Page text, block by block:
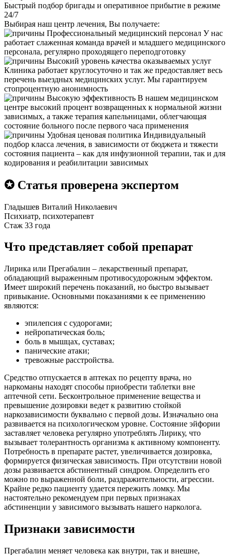
Быстрый подбор бригады и оперативное прибытие в режиме
24/7
Выбирая наш центр лечения, Вы получаете:
Профессиональный медицинский персонал У нас
работает слаженная команда врачей и младшего медицинского
персонала, регулярно проходящего переподготовку
Высокий уровень качества оказываемых услуг
Клиника работает круглосуточно и так же предоставляет весь
перечень выездных медицинских услуг. Мы гарантируем
стопроцентную анонимность
Высокую эффективность В нашем медицинском
центре высокий процент возвращенных к нормальной жизни
зависимых, а также терапия капельницами, облегчающая
состояние больного после первого часа применения
Удобная ценовая политика Индивидуальный
подбор класса лечения, в зависимости от бюджета и тяжести
состояния пациента – как для инфузионной терапии, так и для
кодирования и реабилитации зависимых
✪ Статья проверена экспертом
Гладышев Виталий Николаевич
Психиатр, психотерапевт
Стаж 33 года
Что представляет собой препарат
Лирика или Прегабалин – лекарственный препарат,
обладающий выраженным противосудорожным эффектом.
Имеет широкий перечень показаний, но быстро вызывает
привыкание. Основными показаниями к ее применению
являются:
эпилепсия с судорогами;
нейропатическая боль;
боль в мышцах, суставах;
панические атаки;
тревожные расстройства.
Средство отпускается в аптеках по рецепту врача, но
наркоманы находят способы приобрести таблетки вне
аптечной сети. Бесконтрольное применение вещества и
превышение дозировки ведет к развитию стойкой
наркозависимости буквально с первой дозы. Изначально она
развивается на психологическом уровне. Состояние эйфории
заставляет человека регулярно употреблять Лирику, что
вызывает толерантность организма к активному компоненту.
Потребность в препарате растет, увеличивается дозировка,
формируется физическая зависимость. При отсутствии новой
дозы развивается абстинентный синдром. Определить его
можно по выраженной боли, раздражительности, агрессии.
Крайне редко пациенту удается пережить ломку. Мы
настоятельно рекомендуем при первых признаках
абстиненции у зависимого вызывать нашего нарколога.
Признаки зависимости
Прегабалин меняет человека как внутри, так и внешне,